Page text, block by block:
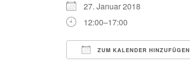
27. Januar 2018
12:00–17:00
ZUM KALENDER HINZUFÜGEN